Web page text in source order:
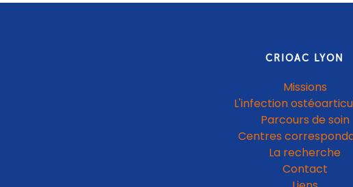
CRIOAC LYON
Missions
L'infection
Parcours de soin
Centres
La recherche
Contact